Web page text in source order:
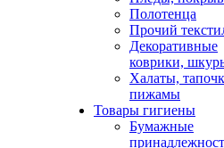
Полотенца
Прочий
Декоративные
коврики,
Халаты,
пижамы
Товары гигиены
Бумажные